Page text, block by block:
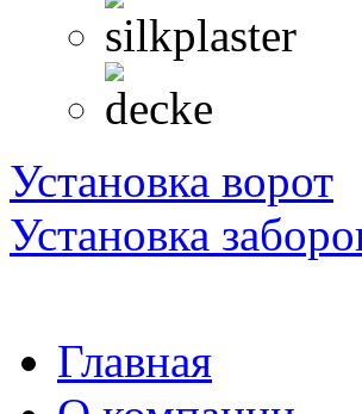
Установка ворот
Установка
Главная